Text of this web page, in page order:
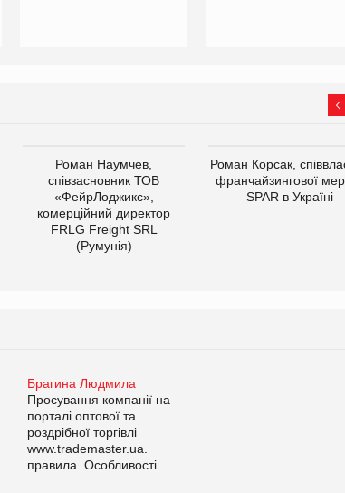
Роман Наумчев,
співзасновник ТОВ
«ФейрЛоджикс»,
комерційний директор
FRLG Freight SRL
(Румунія)
Роман Корсак,
франчайзингової
SPAR в Україні
Брагина Людмила
Просування компанії на
порталі оптової та
роздрібної торгівлі
www.trademaster.ua.
правила. Особливості.